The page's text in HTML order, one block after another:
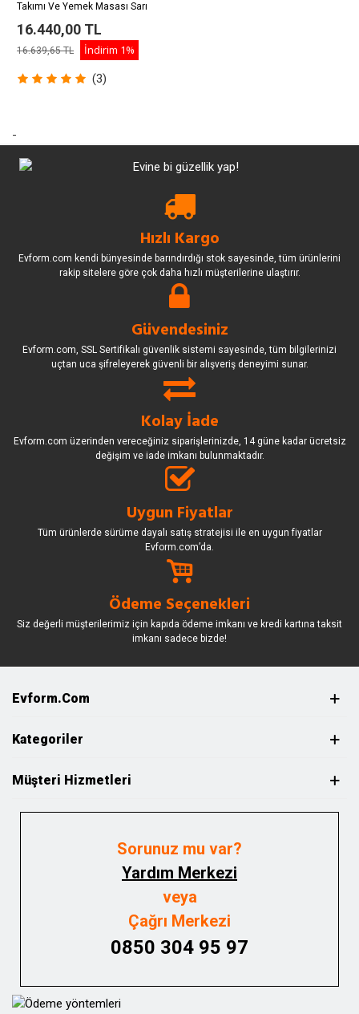
Takımı Ve Yemek Masası Sarı
16.440,00 TL
16.639,65 TL İndirim 1%
(3)
-
Hızlı Kargo
Evform.com kendi bünyesinde barındırdığı stok sayesinde, tüm ürünlerini
rakip sitelere göre çok daha hızlı müşterilerine ulaştırır.
Güvendesiniz
Evform.com, SSL Sertifikalı güvenlik sistemi sayesinde, tüm bilgilerinizi
uçtan uca şifreleyerek güvenli bir alışveriş deneyimi sunar.
Kolay İade
Evform.com üzerinden vereceğiniz siparişlerinizde, 14 güne kadar ücretsiz
değişim ve iade imkanı bulunmaktadır.
Uygun Fiyatlar
Tüm ürünlerde sürüme dayalı satış stratejisi ile en uygun fiyatlar
Evform.com’da.
Ödeme Seçenekleri
Siz değerli müşterilerimiz için kapıda ödeme imkanı ve kredi kartına taksit
imkanı sadece bizde!
Evform.com
Kategoriler
Müşteri Hizmetleri
Sorunuz mu var?
Yardım Merkezi
veya
Çağrı Merkezi
0850 304 95 97